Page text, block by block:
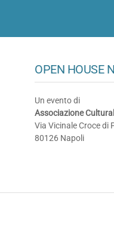
OPEN HOUSE
Un evento di
Associazione
Via Vicinale Croce di
80126 Napoli